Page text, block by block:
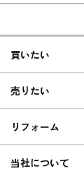
買いたい
売りたい
リフォーム
当社について